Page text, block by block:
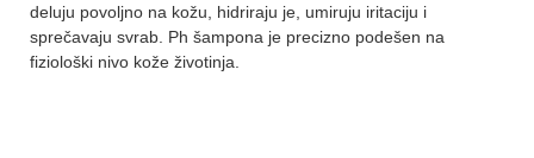
deluju povoljno na kožu, hidriraju je, umiruju iritaciju i
sprečavaju svrab. Ph šampona je precizno podešen na
fiziološki nivo kože životinja.